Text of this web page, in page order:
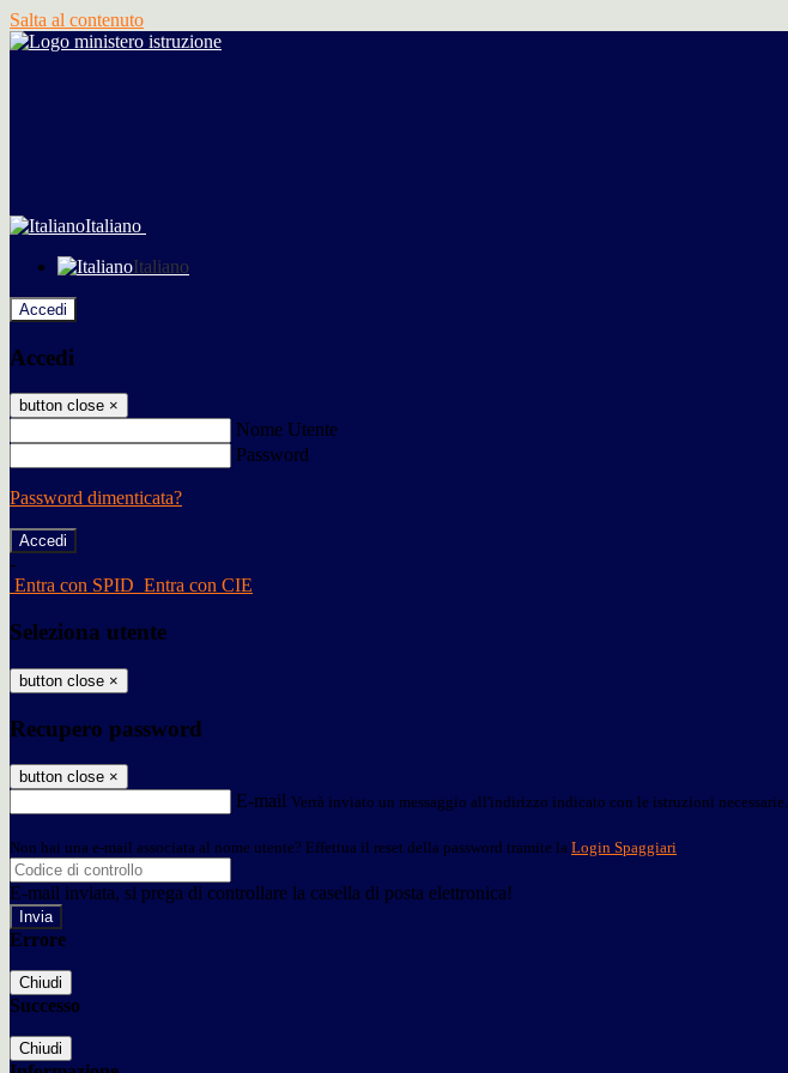
Salta al contenuto
Italiano
Italiano
Accedi
Accedi
button close ×
Nome Utente
Password
Password dimenticata?
-
Entra con SPID Entra con CIE
Seleziona utente
button close ×
Recupero password
button close ×
E-mail Verrà inviato un messaggio all'indirizzo indicato con le istruzioni necessarie.
Non hai una e-mail associata al nome utente? Effettua il reset della password tramite la Login Spaggiari
E-mail inviata, si prega di controllare la casella di posta elettronica!
Errore
Chiudi
Successo
Chiudi